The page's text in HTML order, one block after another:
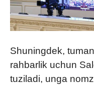
Shuningdek,
rahbarlik uchun
tuziladi, unga